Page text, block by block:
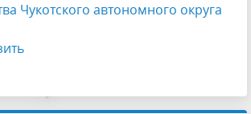
Чукотского автономного округа